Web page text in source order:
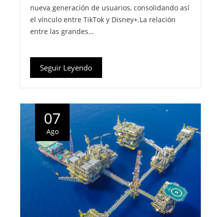
nueva generación de usuarios, consolidando así
el vínculo entre TikTok y Disney+.La relación
entre las grandes…
Seguir Leyendo
07
Ago